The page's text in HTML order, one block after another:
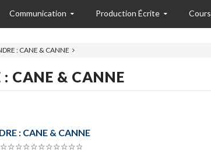
Communication Production Écrite Cours
: CANE & CANNE
CANE & CANNE
: CANE & CANNE